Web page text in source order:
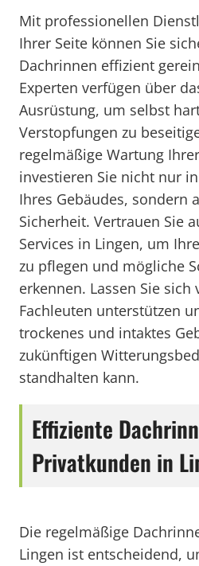
Mit professionellen
Ihrer Seite können Sie
Dachrinnen effizient
Experten verfügen über
Ausrüstung, um selbst
Verstopfungen zu
regelmäßige Wartung
investieren Sie nicht nur
Ihres Gebäudes, sondern
Sicherheit. Vertrauen Sie
Services in Lingen, um
zu pflegen und mögliche
erkennen. Lassen Sie sich
Fachleuten unterstützen
trockenes und intaktes
zukünftigen
standhalten kann.
Effiziente
Privatkunden in
Die regelmäßige
Lingen ist entscheidend,